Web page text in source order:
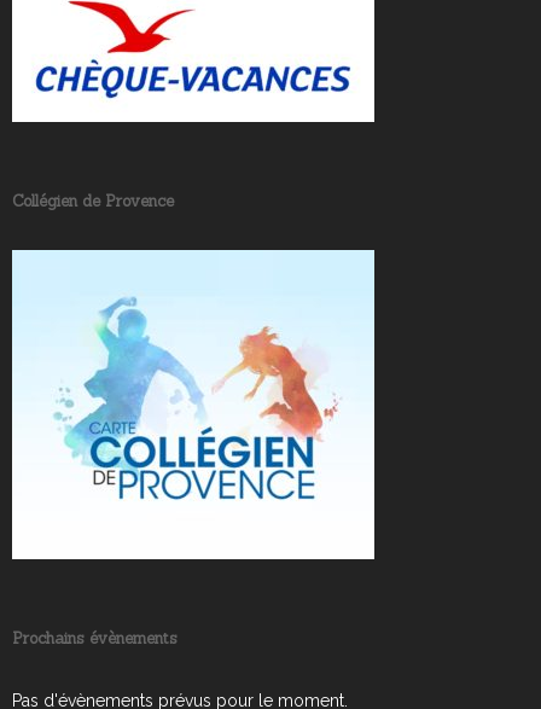
Collégien de Provence
Prochains évènements
Pas d'évènements prévus pour le moment.